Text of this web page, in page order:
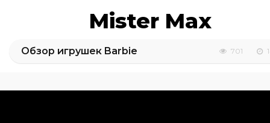
Mister Max
Обзор игрушек Barbie 701